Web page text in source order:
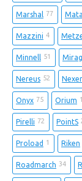
Marshal 77
Mazzini 4
Minnell 51
Nereus 52
Onyx 75 Orium
Pirelli 72 PointS
Proload 1 Riken
Roadmarch 34